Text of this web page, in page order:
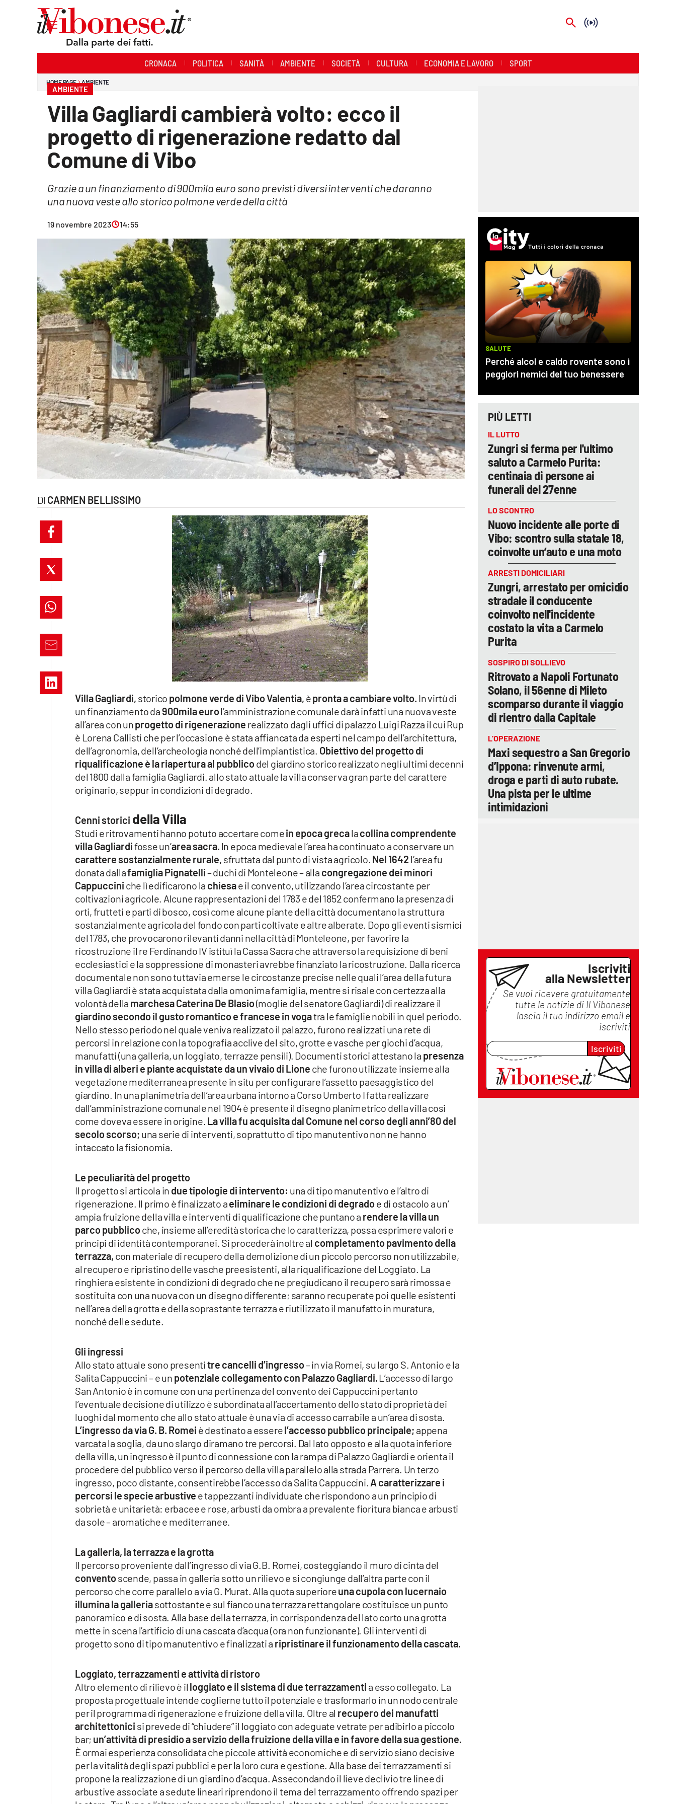
Streaming
Lac Network
ilvibonese.it
catanzarochannel.it
lacapitalenews.it
Vai
CRONACA POLITICA SANITÀ AMBIENTE SOCIETÀ CULTURA ECONOMIA E LAVORO SPORT
HOME PAGE AMBIENTE
AMBIENTE
Villa Gagliardi cambierà volto: ecco il
progetto di rigenerazione redatto dal
Comune di Vibo
Grazie a un finanziamento di 900mila euro sono previsti diversi interventi che daranno
una nuova veste allo storico polmone verde della città
19 novembre 2023 14:55
CARMEN BELLISSIMO
Villa Gagliardi, storico polmone verde di Vibo Valentia, èpronta a cambiare volto. In virtù di
un finanziamento da900mila eurol’amministrazione comunale darà infatti una nuova veste
all’area con unprogetto di rigenerazione realizzato dagli uffici di palazzo Luigi Razza il cui Rup
è Lorena Callisti che per l’occasione è stata affiancata da esperti nel campo dell’architettura,
dell’agronomia, dell’archeologia nonché dell’impiantistica. Obiettivo del progetto di
riqualificazione è la riapertura al pubblicodel giardino storico realizzato negli ultimi decenni
del 1800 dalla famiglia Gagliardi. allo stato attuale la villa conserva gran parte del carattere
originario, seppur in condizioni di degrado.
Cenni storici della Villa
Studi e ritrovamenti hanno potuto accertare comein epoca grecalacollina comprendente
villa Gagliardifosse un’area sacra. In epoca medievale l’area ha continuato a conservare un
carattere sostanzialmente rurale, sfruttata dal punto di vista agricolo. Nel 1642 l’area fu
donata dallafamiglia Pignatelli– duchi di Monteleone – alla congregazione dei minori
Cappuccini che lì edificarono la chiesae il convento, utilizzando l’area circostante per
coltivazioni agricole. Alcune rappresentazioni del 1783 e del 1852 confermano la presenza di
orti, frutteti e parti di bosco, così come alcune piante della città documentano la struttura
sostanzialmente agricola del fondo con parti coltivate e altre alberate. Dopo gli eventi sismici
del 1783, che provocarono rilevanti danni nella città di Monteleone, per favorire la
ricostruzione il re Ferdinando IV istituì la Cassa Sacra che attraverso la requisizione di beni
ecclesiastici e la soppressione di monasteri avrebbe finanziato la ricostruzione. Dalla ricerca
documentale non sono tuttavia emerse le circostanze precise nelle quali l’area della futura
villa Gagliardi è stata acquistata dalla omonima famiglia, mentre si risale con certezza alla
volontà della marchesa Caterina De Blasio(moglie del senatore Gagliardi) di realizzare il
giardino secondo il gusto romantico e francese in vogatra le famiglie nobili in quel periodo.
Nello stesso periodo nel quale veniva realizzato il palazzo, furono realizzati una rete di
percorsi in relazione con la topografia acclive del sito, grotte e vasche per giochi d’acqua,
manufatti (una galleria, un loggiato, terrazze pensili). Documenti storici attestano la presenza
in villa di alberi e piante acquistate da un vivaio di Lione che furono utilizzate insieme alla
vegetazione mediterranea presente in situ per configurare l’assetto paesaggistico del
giardino. In una planimetria dell’area urbana intorno a Corso Umberto I fatta realizzare
dall’amministrazione comunale nel 1904 è presente il disegno planimetrico della villa cosi
come doveva essere in origine. La villa fu acquisita dal Comune nel corso degli anni’80 del
secolo scorso; una serie di interventi, soprattutto di tipo manutentivo non ne hanno
intaccato la fisionomia.
Le peculiarità del progetto
Il progetto si articola in due tipologie di intervento: una di tipo manutentivo e l’altro di
rigenerazione. Il primo è finalizzato aeliminare le condizioni di degradoe di ostacolo a un’
ampia fruizione della villa e interventi di qualificazione che puntano a rendere la villa un
parco pubblicoche, insieme all’eredità storica che lo caratterizza, possa esprimere valori e
principi di identità contemporanei. Si procederà inoltre al completamento pavimento della
terrazza, con materiale di recupero della demolizione di un piccolo percorso non utilizzabile,
al recupero e ripristino delle vasche preesistenti, alla riqualificazione del Loggiato. La
ringhiera esistente in condizioni di degrado che ne pregiudicano il recupero sarà rimossa e
sostituita con una nuova con un disegno differente; saranno recuperate poi quelle esistenti
nell’area della grotta e della soprastante terrazza e riutilizzato il manufatto in muratura,
nonché delle sedute.
Gli ingressi
Allo stato attuale sono presentitre cancelli d’ingresso– in via Romei, su largo S. Antonio e la
Salita Cappuccini – e un potenziale collegamento con Palazzo Gagliardi.L’accesso di largo
San Antonio è in comune con una pertinenza del convento dei Cappuccini pertanto
l’eventuale decisione di utilizzo è subordinata all’accertamento dello stato di proprietà dei
luoghi dal momento che allo stato attuale è una via di accesso carrabile a un’area di sosta.
L’ingresso da via G. B. Romei è destinato a esserel’accesso pubblico principale; appena
varcata la soglia, da uno slargo diramano tre percorsi. Dal lato opposto e alla quota inferiore
della villa, un ingresso è il punto di connessione con la rampa di Palazzo Gagliardi e orienta il
procedere del pubblico verso il percorso della villa parallelo alla strada Parrera. Un terzo
ingresso, poco distante, consentirebbe l’accesso da Salita Cappuccini. A caratterizzare i
percorsi le specie arbustive e tappezzanti individuate che rispondono a un principio di
sobrietà e unitarietà: erbacee e rose, arbusti da ombra a prevalente fioritura bianca e arbusti
da sole – aromatiche e mediterranee.
La galleria, la terrazza e la grotta
Il percorso proveniente dall’ingresso di via G.B. Romei, costeggiando il muro di cinta del
conventoscende, passa in galleria sotto un rilievo e si congiunge dall’altra parte con il
percorso che corre parallelo a via G. Murat. Alla quota superioreuna cupola con lucernaio
illumina la galleriasottostante e sul fianco una terrazza rettangolare costituisce un punto
panoramico e di sosta. Alla base della terrazza, in corrispondenza del lato corto una grotta
mette in scena l’artificio di una cascata d’acqua (ora non funzionante). Gli interventi di
progetto sono di tipo manutentivo e finalizzati a ripristinare il funzionamento della cascata.
Loggiato, terrazzamenti e attività di ristoro
Altro elemento di rilievo è il loggiato e il sistema di due terrazzamenti a esso collegato. La
proposta progettuale intende coglierne tutto il potenziale e trasformarlo in un nodo centrale
per il programma di rigenerazione e fruizione della villa. Oltre al recupero dei manufatti
architettonici si prevede di “chiudere” il loggiato con adeguate vetrate per adibirlo a piccolo
bar; un’attività di presidio a servizio della fruizione della villa e in favore della sua gestione.
È ormai esperienza consolidata che piccole attività economiche e di servizio siano decisive
per la vitalità degli spazi pubblici e per la loro cura e gestione. Alla base dei terrazzamenti si
propone la realizzazione di un giardino d’acqua. Assecondando il lieve declivio tre linee di
arbustive associate a sedute lineari riprendono il tema del terrazzamento offrendo spazi per
PIÙ LETTI
IL LUTTO
Zungri si ferma per l'ultimo
saluto a Carmelo Purita:
centinaia di persone ai
funerali del 27enne
LO SCONTRO
Nuovo incidente alle porte di
Vibo: scontro sulla statale 18,
coinvolte un’auto e una moto
ARRESTI DOMICILIARI
Zungri, arrestato per omicidio
stradale il conducente
coinvolto nell'incidente
costato la vita a Carmelo
Purita
SOSPIRO DI SOLLIEVO
Ritrovato a Napoli Fortunato
Solano, il 56enne di Mileto
scomparso durante il viaggio
di rientro dalla Capitale
L’OPERAZIONE
Maxi sequestro a San Gregorio
d’Ippona: rinvenute armi,
droga e parti di auto rubate.
Una pista per le ultime
intimidazioni
Iscriviti
alla Newsletter
Se vuoi ricevere gratuitamente
tutte le notizie di Il Vibonese
lascia il tuo indirizzo email e
iscriviti
Iscriviti